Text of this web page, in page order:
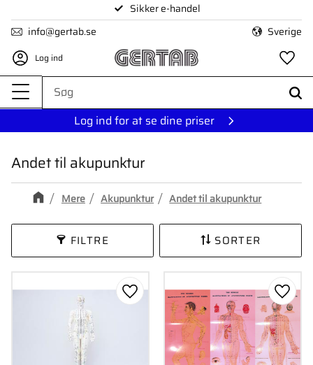
Menu
Sikker e-handel
info@gertab.se
Sverige
Log ind
Log ind for at se dine priser
Andet til akupunktur
Mere Akupunktur Andet til akupunktur
FILTRE SORTER
Gem som favorit Gem